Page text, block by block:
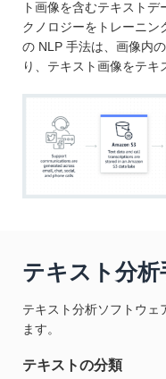
ト画像を含むテキスト
クノロジーをトレーニ
の NLP 手法は、画像内
り、テキスト画像をテキ
テキスト分
テキスト分析ソフトウェ
ます。
テキストの分類